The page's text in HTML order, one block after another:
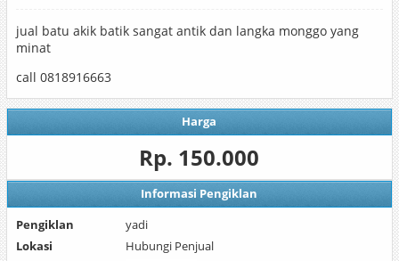
jual batu akik batik sangat antik dan langka monggo yang
minat
call 0818916663
Harga
Rp. 150.000
Informasi Pengiklan
Pengiklan
yadi
Lokasi
Hubungi Penjual